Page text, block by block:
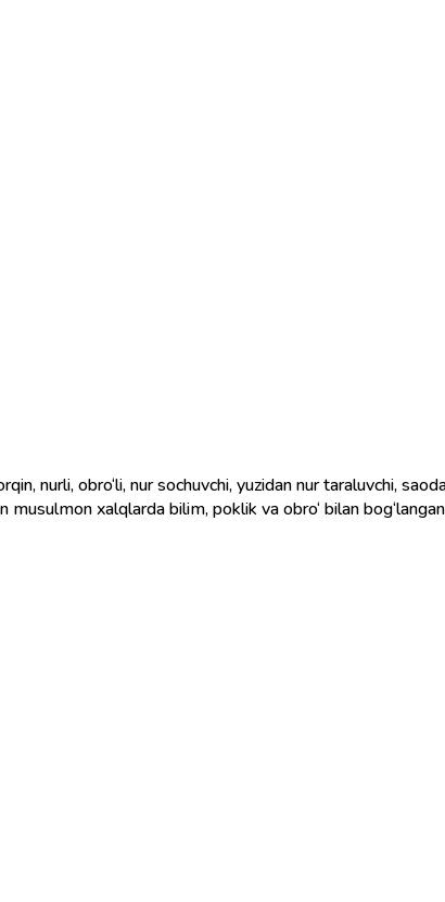
xalqlarda bilim, poklik va obro‘ bilan